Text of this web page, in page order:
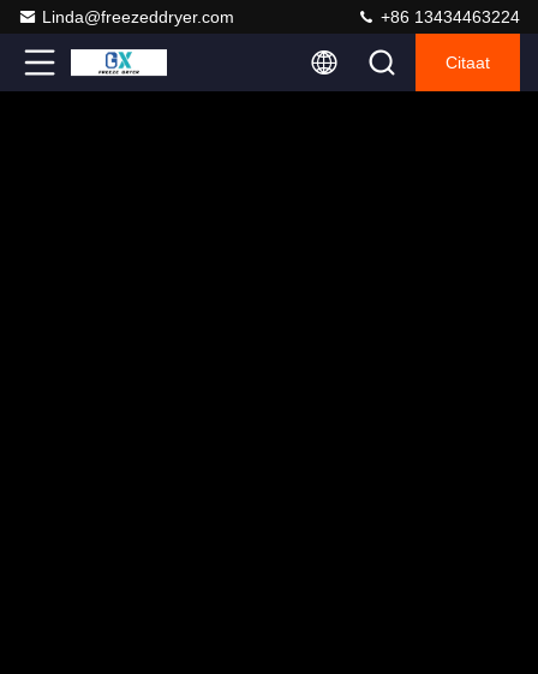
Linda@freezeddryer.com +86 13434463224
Citaat